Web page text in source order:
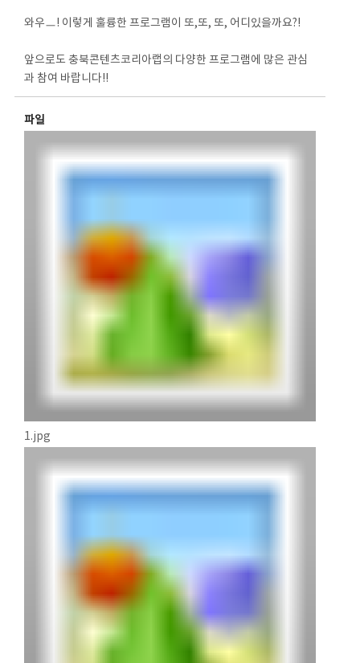
와우ㅡ! 이렇게 훌륭한 프로그램이 또,또, 또, 어디있을까요?!
앞으로도 충북콘텐츠코리아랩의 다양한 프로그램에 많은 관심
과 참여 바랍니다!!
파일
1.jpg